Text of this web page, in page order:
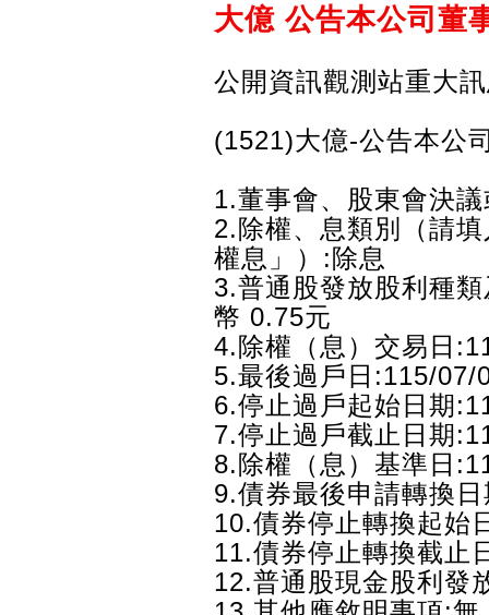
大億 公告本公司董
公開資訊觀測站重大
(1521)大億-公告本公
1.董事會、股東會決
2.除權、息類別（請
權息」）:除息
3.普通股發放股利種
幣 0.75元
4.除權（息）交易日
5.最後過戶日:115/07/
6.停止過戶起始日期
7.停止過戶截止日期
8.除權（息）基準日
9.債券最後申請轉換
10.債券停止轉換起始
11.債券停止轉換截止
12.普通股現金股利發